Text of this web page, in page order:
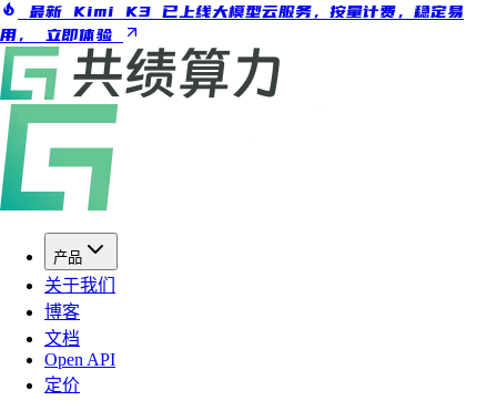
最新 Kimi K3 已上线大模型云服务，按量计费，稳定易
用， 立即体验
产品
关于我们
博客
文档
Open API
定价